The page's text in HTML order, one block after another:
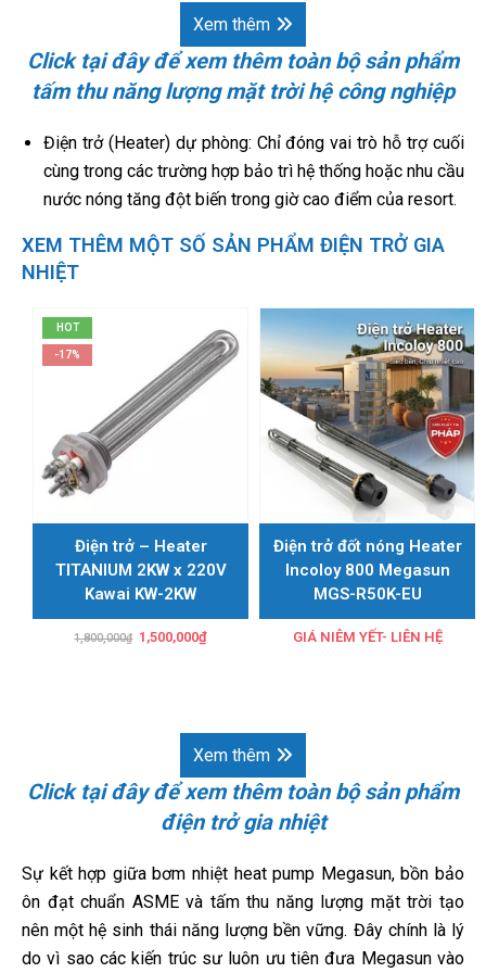
Xem thêm
Click tại đây để xem thêm toàn bộ sản phẩm
tấm thu năng lượng mặt trời hệ công nghiệp
Điện trở (Heater) dự phòng: Chỉ đóng vai trò hỗ trợ cuối
cùng trong các trường hợp bảo trì hệ thống hoặc nhu cầu
nước nóng tăng đột biến trong giờ cao điểm của resort.
XEM THÊM MỘT SỐ SẢN PHẨM ĐIỆN TRỞ GIA
NHIỆT
HOT
-17%
Điện trở – Heater
TITANIUM 2KW x 220V
Kawai KW-2KW
1,800,000₫ Giá
gốc
1,500,000₫Giá
hiện
Điện trở đốt nóng Heater
Incoloy 800 Megasun
MGS-R50K-EU
GIÁ NIÊM YẾT- LIÊN HỆ
Xem thêm
Click tại đây để xem thêm toàn bộ sản phẩm
điện trở gia nhiệt
Sự kết hợp giữa bơm nhiệt heat pump Megasun, bồn bảo
ôn đạt chuẩn ASME và tấm thu năng lượng mặt trời tạo
nên một hệ sinh thái năng lượng bền vững. Đây chính là lý
do vì sao các kiến trúc sư luôn ưu tiên đưa Megasun vào